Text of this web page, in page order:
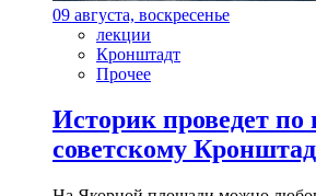
09 августа, воскресенье
лекции
Кронштадт
Прочее
Историк проведет
советскому